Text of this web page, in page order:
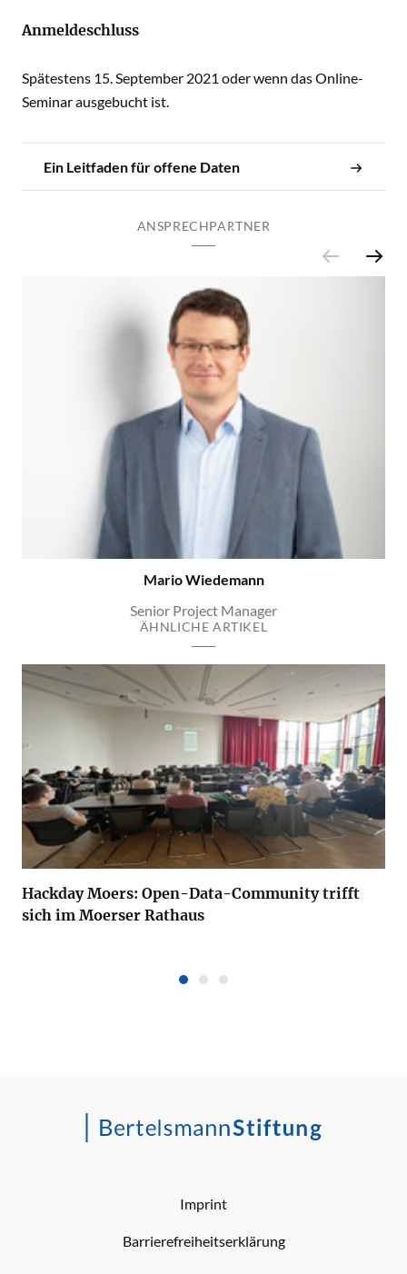
Anmeldeschluss
Spätestens 15. September 2021 oder wenn das Online-
Seminar ausgebucht ist.
Ein Leitfaden für offene Daten
ANSPRECHPARTNER
Mario Wiedemann
Senior Project Manager
ÄHNLICHE ARTIKEL
Hackday Moers: Open-Data-Community trifft
sich im Moerser Rathaus
Imprint
Barrierefreiheitserklärung